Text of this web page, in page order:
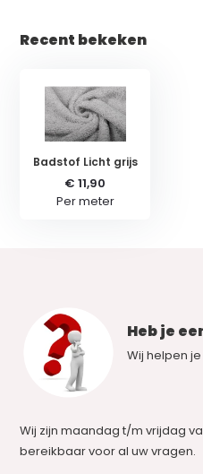
Recent bekeken
Badstof Licht grijs
€ 11,90
Per meter
Heb je
Wij helpen
Wij zijn maandag t/m vrijdag
bereikbaar voor al uw vragen.